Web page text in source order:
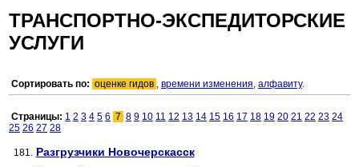
ТРАНСПОРТНО-ЭКСПЕДИТОРСКИЕ
УСЛУГИ
Сортировать по: оценке гидов , времени изменения, алфавиту.
Страницы: 1 2 3 4 5 6 7 8 9 10 11 12 13 14 15 16 17 18 19 20 21 22 23 24
25 26 27 28
181. Разгрузчики Новочерскасск